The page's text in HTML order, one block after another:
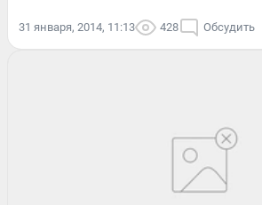
31 января, 2014, 11:13 428 Обсудить